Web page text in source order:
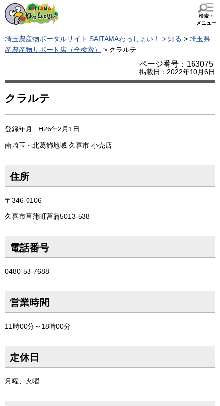
検索・
メニュー
埼玉農産物ポータルサイト SAITAMAわっしょい！ > 知る > 埼玉県
産農産物サポート店（全検索）
> クラルテ
ページ番号：163075
掲載日：2022年10月6日
クラルテ
登録年月 : H26年2月1日
南埼玉・北葛飾地域 久喜市 小売店
住所
〒346-0106
久喜市菖蒲町菖蒲5013-538
電話番号
0480-53-7688
営業時間
11時00分～18時00分
定休日
月曜、火曜